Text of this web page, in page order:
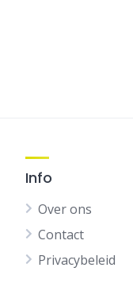
Info
Over ons
Contact
Privacybeleid